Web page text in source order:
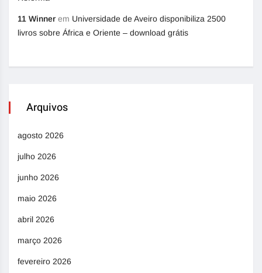
11 Winner em Universidade de Aveiro disponibiliza 2500
livros sobre África e Oriente – download grátis
Arquivos
agosto 2026
julho 2026
junho 2026
maio 2026
abril 2026
março 2026
fevereiro 2026